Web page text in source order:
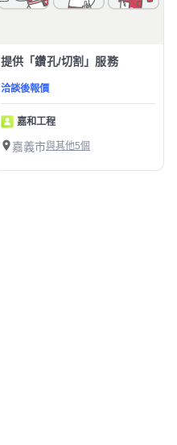
提供「鑽孔/切割」服務
洽談後報價
嘉和工程
嘉義市與其他5個